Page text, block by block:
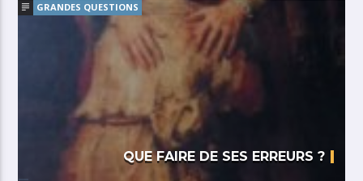
GRANDES QUESTIONS
QUE FAIRE DE SES ERREURS ?